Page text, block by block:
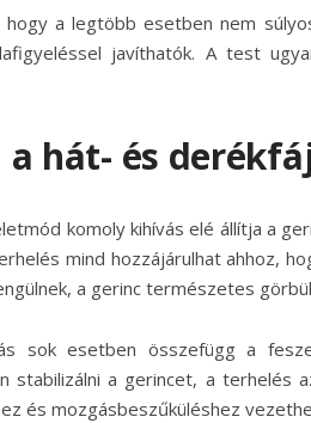
a legtöbb esetben nem
javíthatók. A test
a hát- és
komoly kihívás elé állítja a
mind hozzájárulhat ahhoz,
a gerinc természetes
sok esetben összefügg a
stabilizálni a gerincet, a terhelés
és mozgásbeszűküléshez